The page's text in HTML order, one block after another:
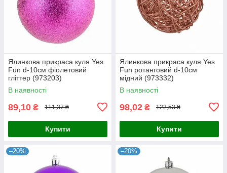
Ялинкова прикраса куля Yes
Fun d-10см фіолетовий
гліттер (973203)
В наявності
89,10 ₴ 111,37 ₴
Купити
Ялинкова прикраса куля Yes
Fun ротанговий d-10см
мідний (973332)
В наявності
98,02 ₴ 122,53 ₴
Купити
–20% –20%